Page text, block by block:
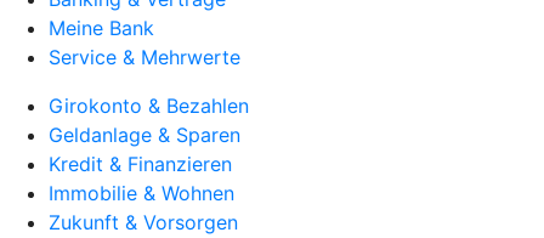
Meine Bank
Service & Mehrwerte
Girokonto & Bezahlen
Geldanlage & Sparen
Kredit & Finanzieren
Immobilie & Wohnen
Zukunft & Vorsorgen